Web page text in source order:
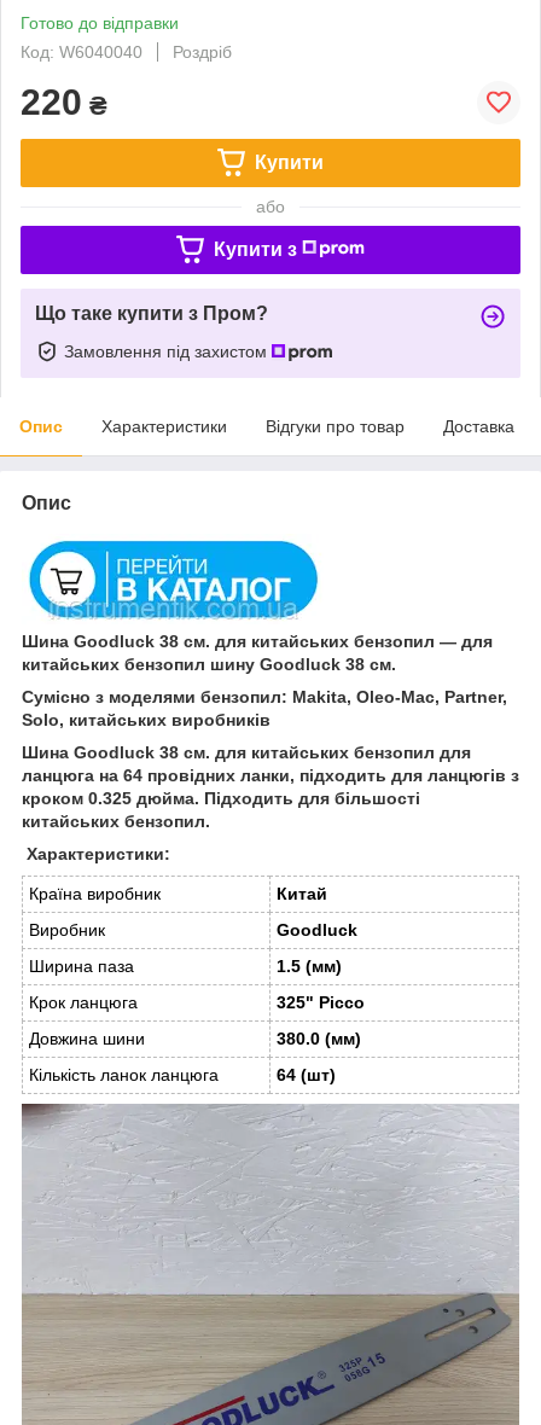
Готово до відправки
Код: W6040040
Роздріб
220 ₴
Купити
або
Купити з
Що таке купити з Пром?
Замовлення під захистом
Опис Характеристики Відгуки про товар Доставка
Опис
Шина Goodluck 38 см. для китайських бензопил ― для
китайських бензопил шину Goodluck 38 см.
Сумісно з моделями бензопил: Makita, Oleo-Mac, Partner,
Solo, китайських виробників
Шина Goodluck 38 см. для китайських бензопил для
ланцюга на 64 провідних ланки, підходить для ланцюгів з
кроком 0.325 дюйма. Підходить для більшості
китайських бензопил.
Характеристики:
Країна виробник
Китай
Виробник
Goodluck
Ширина паза
1.5 (мм)
Крок ланцюга
325" Picco
Довжина шини
380.0 (мм)
Кількість ланок ланцюга
64 (шт)